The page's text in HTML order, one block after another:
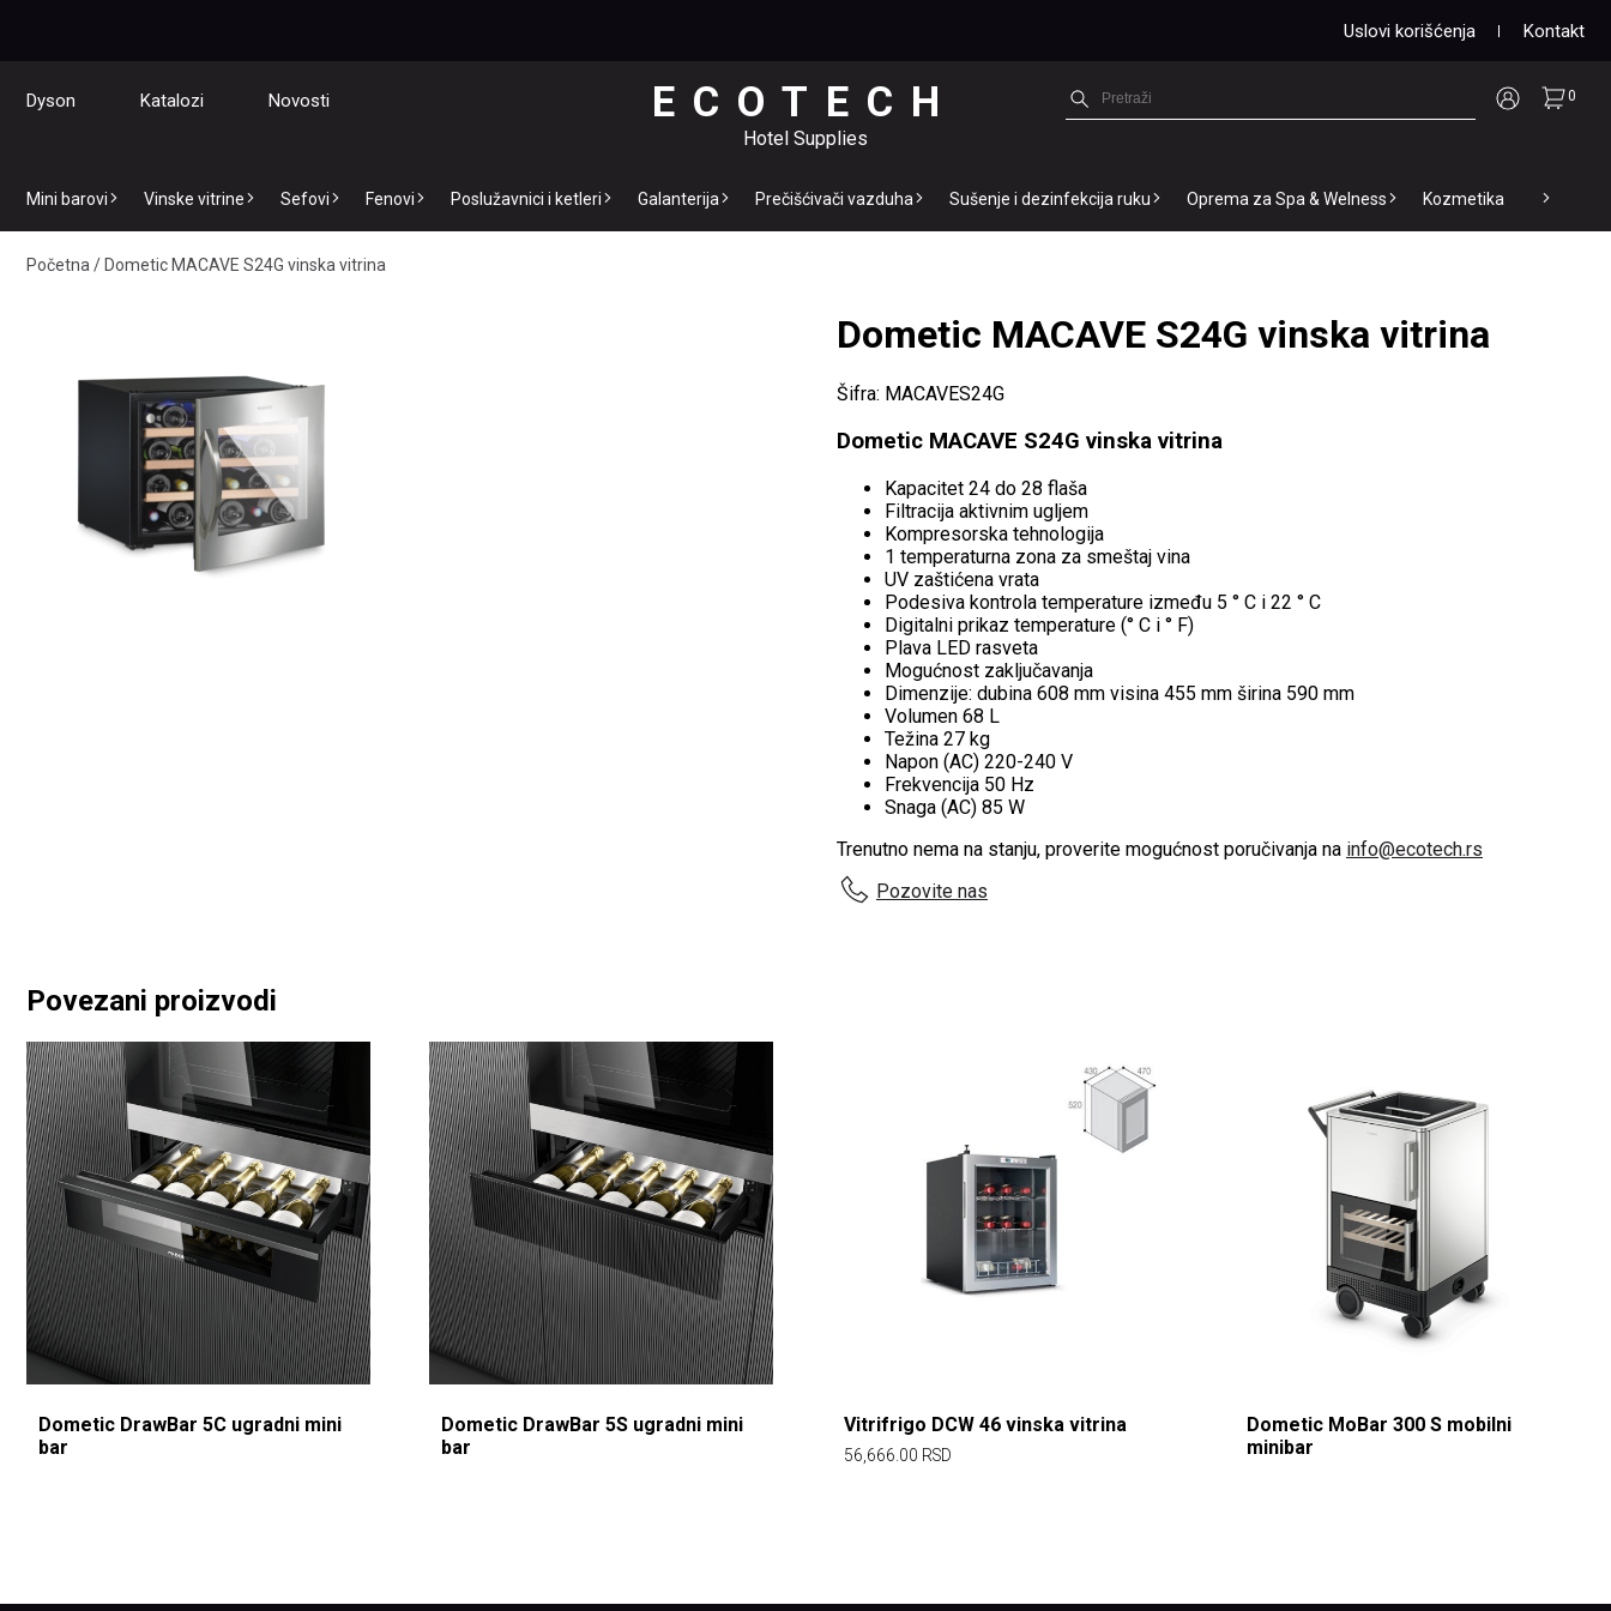
Uslovi korišćenja Kontakt
Dyson Katalozi Novosti ECOTECH
Hotel Supplies
0
Mini barovi Vinske vitrine Sefovi Fenovi Poslužavnici i ketleri Galanterija Prečišćivači vazduha Sušenje i dezinfekcija ruku Oprema za Spa & Welness Kozmetika
Početna /Dometic MACAVE S24G vinska vitrina
Dometic MACAVE S24G vinska vitrina
Šifra: MACAVES24G
Dometic MACAVE S24G vinska vitrina
Kapacitet 24 do 28 flaša
Filtracija aktivnim ugljem
Kompresorska tehnologija
1 temperaturna zona za smeštaj vina
UV zaštićena vrata
Podesiva kontrola temperature između 5 ° C i 22 ° C
Digitalni prikaz temperature (° C i ° F)
Plava LED rasveta
Mogućnost zaključavanja
Dimenzije: dubina 608 mm visina 455 mm širina 590 mm
Volumen 68 L
Težina 27 kg
Napon (AC) 220-240 V
Frekvencija 50 Hz
Snaga (AC) 85 W
Trenutno nema na stanju, proverite mogućnost poručivanja na info@ecotech.rs
Pozovite nas
Povezani proizvodi
Dometic DrawBar 5C ugradni mini
bar
Dometic DrawBar 5S ugradni mini
bar
Vitrifrigo DCW 46 vinska vitrina
56,666.00 RSD
Dometic MoBar 300 S mobilni
minibar